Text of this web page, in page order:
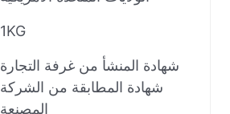
1KG
شهادة المنشأ من غرفة التجارة
شهادة المطابقة من الشركة
المصنعة